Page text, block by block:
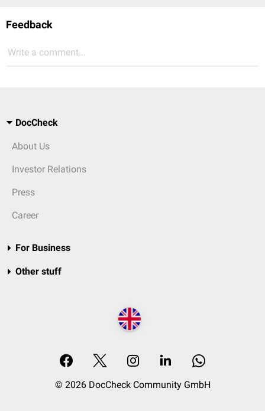
Feedback
Write a comment...
DocCheck
About Us
Investor Relations
Press
Career
For Business
Other stuff
© 2026 DocCheck Community GmbH